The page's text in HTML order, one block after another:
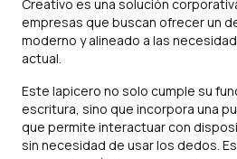
Creativo es una solución
empresas que buscan ofrecer un
moderno y alineado a las
actual.
Este lapicero no solo cumple su
escritura, sino que incorpora una
que permite interactuar con
sin necesidad de usar los dedos.